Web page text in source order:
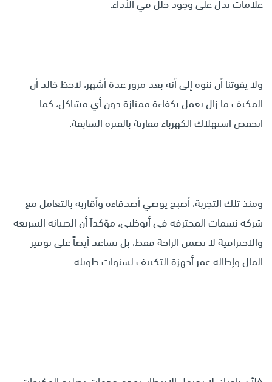
علامات تدل على وجود خلل في الأداء.
ولا يفوتنا أن ننوه إلى أنه بعد مرور عدة أشهر، لاحظ خالد أن
المكيف ما زال يعمل بكفاءة ممتازة دون أي مشاكل، كما
انخفض استهلاك الكهرباء مقارنة بالفترة السابقة.
ومنذ تلك التجربة، أصبح يوصي أصدقاءه وأقاربه بالتعامل مع
شركة نسمات المحترفة في أبوظبي، مؤكداً أن الصيانة السريعة
والاحترافية لا تضمن الراحة فقط، بل تساعد أيضاً على توفير
المال وإطالة عمر أجهزة التكييف لسنوات طويلة.